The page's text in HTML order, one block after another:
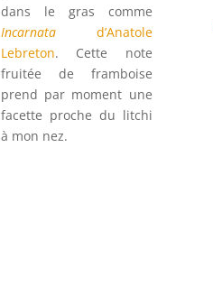
dans le gras comme
Incarnatad’Anatole
Lebreton. Cette note
fruitée de framboise
prend par moment une
facette proche du litchi
à mon nez.